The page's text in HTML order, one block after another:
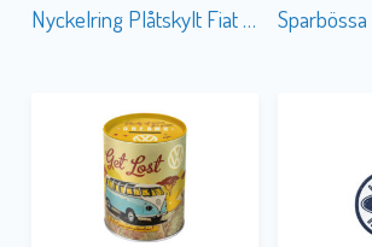
Nyckelring Plåtskylt Fiat 500 Turin Italy